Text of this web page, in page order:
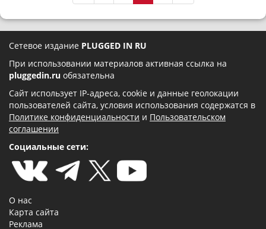
Сетевое издание PLUGGED IN RU
При использовании материалов активная ссылка на
pluggedin.ru обязательна
Сайт использует IP-адреса, cookie и данные геолокации
пользователей сайта, условия использования содержатся в
Политике конфиденциальности и Пользовательском
соглашении
Социальные сети:
О нас
Карта сайта
Реклама